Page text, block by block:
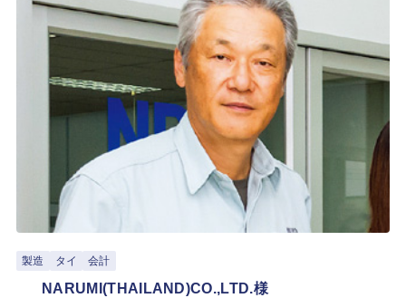
製造 タイ 会計
NARUMI(THAILAND)CO.,LTD.様